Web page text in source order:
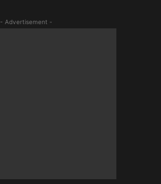
- Advertisement -